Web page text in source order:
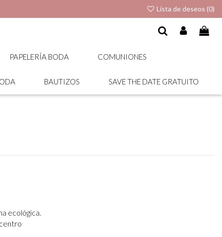
Lista de deseos (0)
PAPELERÍA BODA COMUNIONES
BAUTIZOS SAVE THE DATE GRATUITO
ecológica.